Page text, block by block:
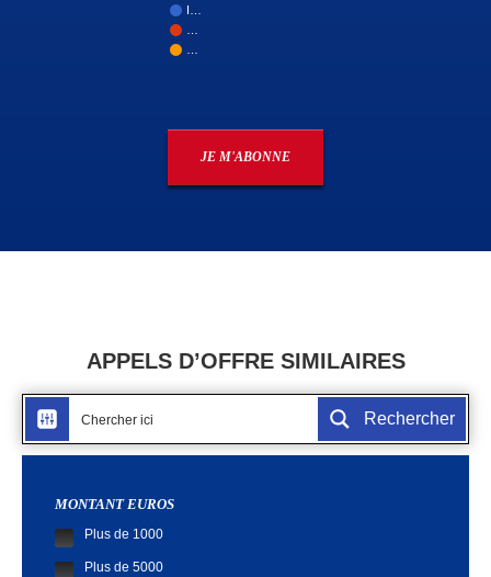
I…
…
…
JE M'ABONNE
APPELS D’OFFRE SIMILAIRES
Rechercher
MONTANT EUROS
Plus de 1000
Plus de 5000